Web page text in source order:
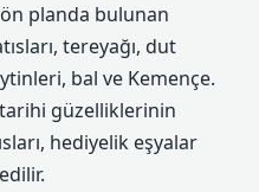
planda bulunan
tereyağı, dut
bal ve Kemençe.
güzelliklerinin
hediyelik eşyalar